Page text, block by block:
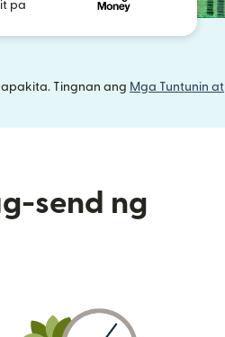
pa
Tingnan ang Mga Tuntunin at
send ng